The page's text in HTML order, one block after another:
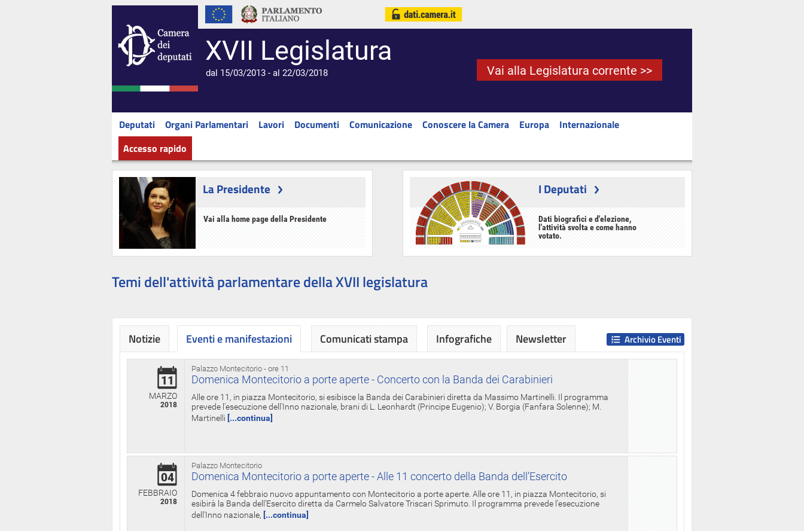
XVII Legislatura
dal 15/03/2013 - al 22/03/2018 Vai alla Legislatura corrente >>
Deputati Organi Parlamentari Lavori Documenti Comunicazione Conoscere la Camera Europa
Internazionale
Accesso rapido
La Presidente
Vai alla home page della Presidente
I Deputati
Dati biografici e d'elezione,
l'attività svolta e come hanno
votato.
Temi dell'attività parlamentare della XVII legislatura
Notizie Eventi e manifestazioni
Palazzo Montecitorio - ore 11
11
MARZO
2018
Domenica Montecitorio a porte aperte - Concerto con la Banda dei Carabinieri
Alle ore 11, in piazza Montecitorio, si esibisce la Banda dei Carabinieri diretta da Massimo Martinelli. Il programma
prevede l'esecuzione dell'Inno nazionale, brani di L. Leonhardt (Principe Eugenio); V. Borgia (Fanfara Solenne); M.
Martinelli [...continua]
Palazzo Montecitorio
04
FEBBRAIO
2018
Domenica Montecitorio a porte aperte - Alle 11 concerto della Banda dell’Esercito
Domenica 4 febbraio nuovo appuntamento con Montecitorio a porte aperte. Alle ore 11, in piazza Montecitorio, si
esibirà la Banda dell'Esercito diretta da Carmelo Salvatore Triscari Sprimuto. Il programma prevede l'esecuzione
dell'Inno nazionale, [...continua]
Archivio Eventi
Comunicati stampa Infografiche Newsletter